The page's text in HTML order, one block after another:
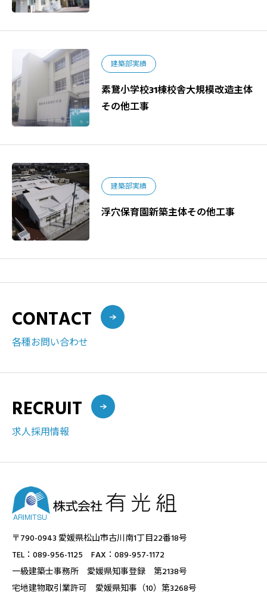
建築部実績
素鵞小学校31棟校舎大規模改造主体
その他工事
建築部実績
浮穴保育園新築主体その他工事
CONTACT
各種お問い合わせ
RECRUIT
求人採用情報
〒790-0943 愛媛県松山市古川南1丁目22番18号
TEL：089-956-1125 FAX：089-957-1172
一級建築士事務所 愛媛県知事登録 第2138号
宅地建物取引業許可 愛媛県知事（10）第3268号